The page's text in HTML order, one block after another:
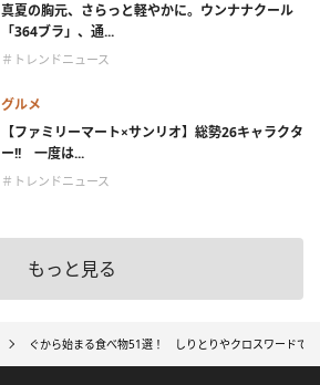
真夏の胸元、さらっと軽やかに。ウンナナクール
「364ブラ」、通...
＃トレンドニュース
グルメ
【ファミリーマート×サンリオ】総勢26キャラクタ
ー!! 一度は...
＃トレンドニュース
もっと見る
ぐから始まる食べ物51選！ しりとりやクロスワードで